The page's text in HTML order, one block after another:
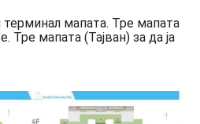
мапата. Tpe мапата
Tpe мапата (Тајван) за да ја